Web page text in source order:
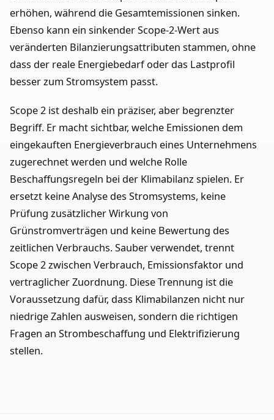
erhöhen, während die Gesamtemissionen sinken.
Ebenso kann ein sinkender Scope-2-Wert aus
veränderten Bilanzierungsattributen stammen, ohne
dass der reale Energiebedarf oder das Lastprofil
besser zum Stromsystem passt.
Scope 2 ist deshalb ein präziser, aber begrenzter
Begriff. Er macht sichtbar, welche Emissionen dem
eingekauften Energieverbrauch eines Unternehmens
zugerechnet werden und welche Rolle
Beschaffungsregeln bei der Klimabilanz spielen. Er
ersetzt keine Analyse des Stromsystems, keine
Prüfung zusätzlicher Wirkung von
Grünstromverträgen und keine Bewertung des
zeitlichen Verbrauchs. Sauber verwendet, trennt
Scope 2 zwischen Verbrauch, Emissionsfaktor und
vertraglicher Zuordnung. Diese Trennung ist die
Voraussetzung dafür, dass Klimabilanzen nicht nur
niedrige Zahlen ausweisen, sondern die richtigen
Fragen an Strombeschaffung und Elektrifizierung
stellen.